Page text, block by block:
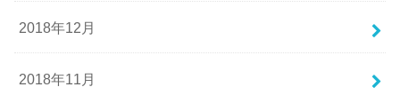
2018年12月
2018年11月